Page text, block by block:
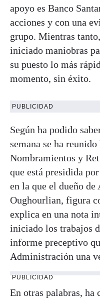
apoyo es Banco
acciones y con una
grupo. Mientras
iniciado maniobras
su puesto lo más
momento, sin éxito.
PUBLICIDAD
Según ha podido
semana se ha
Nombramientos y
que está presidida
en la que el dueño
Oughourlian, figura
explica en una nota
iniciado los trabajos
informe preceptivo
Administración una
PUBLICIDAD
En otras palabras, ha